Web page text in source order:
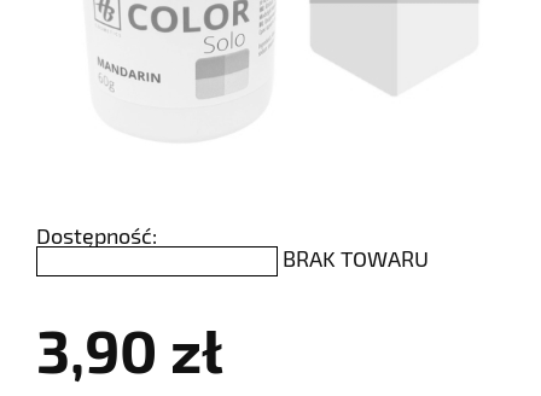
Dostępność:
BRAK TOWARU
3,90 zł